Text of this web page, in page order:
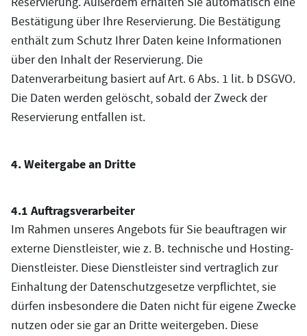
Bestätigung über Ihre Reservierung. Die Bestätigung
enthält zum Schutz Ihrer Daten keine Informationen
über den Inhalt der Reservierung. Die
Datenverarbeitung basiert auf Art. 6 Abs. 1 lit. b DSGVO.
Die Daten werden gelöscht, sobald der Zweck der
Reservierung entfallen ist.
4. Weitergabe an Dritte
4.1 Auftragsverarbeiter
Im Rahmen unseres Angebots für Sie beauftragen wir
externe Dienstleister, wie z. B. technische und Hosting-
Dienstleister. Diese Dienstleister sind vertraglich zur
Einhaltung der Datenschutzgesetze verpflichtet, sie
dürfen insbesondere die Daten nicht für eigene Zwecke
nutzen oder sie gar an Dritte weitergeben. Diese